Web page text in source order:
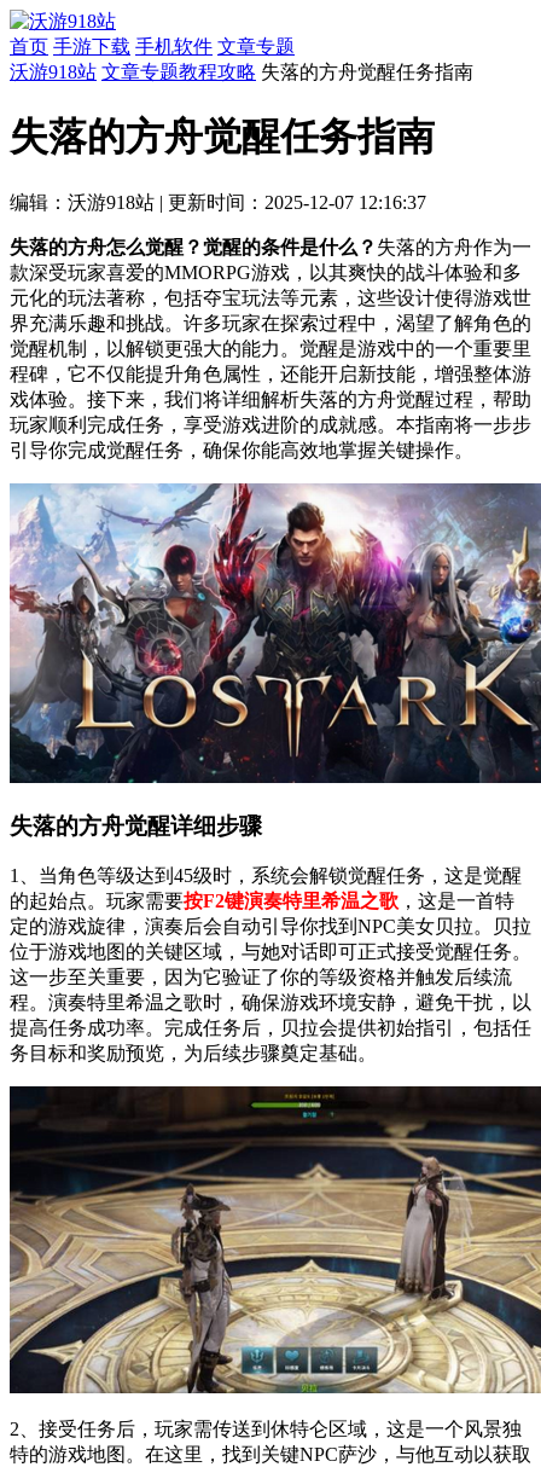
首页 手游下载 手机软件 文章专题
沃游918站 文章专题教程攻略 失落的方舟觉醒任务指南
失落的方舟觉醒任务指南
编辑：沃游918站 | 更新时间：2025-12-07 12:16:37
失落的方舟怎么觉醒？觉醒的条件是什么？ 失落的方舟作为一
款深受玩家喜爱的MMORPG游戏，以其爽快的战斗体验和多
元化的玩法著称，包括夺宝玩法等元素，这些设计使得游戏世
界充满乐趣和挑战。许多玩家在探索过程中，渴望了解角色的
觉醒机制，以解锁更强大的能力。觉醒是游戏中的一个重要里
程碑，它不仅能提升角色属性，还能开启新技能，增强整体游
戏体验。接下来，我们将详细解析失落的方舟觉醒过程，帮助
玩家顺利完成任务，享受游戏进阶的成就感。本指南将一步步
引导你完成觉醒任务，确保你能高效地掌握关键操作。
失落的方舟觉醒详细步骤
1、当角色等级达到45级时，系统会解锁觉醒任务，这是觉醒
的起始点。玩家需要按F2键演奏特里希温之歌 ，这是一首特
定的游戏旋律，演奏后会自动引导你找到NPC美女贝拉。贝拉
位于游戏地图的关键区域，与她对话即可正式接受觉醒任务。
这一步至关重要，因为它验证了你的等级资格并触发后续流
程。演奏特里希温之歌时，确保游戏环境安静，避免干扰，以
提高任务成功率。完成任务后，贝拉会提供初始指引，包括任
务目标和奖励预览，为后续步骤奠定基础。
2、接受任务后，玩家需传送到休特仑区域，这是一个风景独
特的游戏地图。在这里，找到关键NPC萨沙，与他互动以获取